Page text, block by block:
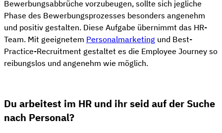
Bewerbungsabbrüche vorzubeugen, sollte sich jegliche
Phase des Bewerbungsprozesses besonders angenehm
und positiv gestalten. Diese Aufgabe übernimmt das HR-
Team. Mit geeignetem Personalmarketing und Best-
Practice-Recruitment gestaltet es die Employee Journey so
reibungslos und angenehm wie möglich.
Du arbeitest im HR und ihr seid auf der Suche
nach Personal?